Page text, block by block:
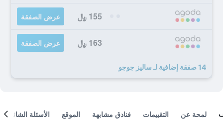
155 ﷼ عرض الصفقة
163 ﷼ عرض الصفقة
14 صفقة إضافية لـ ساليز جوجو
لمحة عن التقييمات فنادق مشابهة الموقع الأسئلة الشائعة